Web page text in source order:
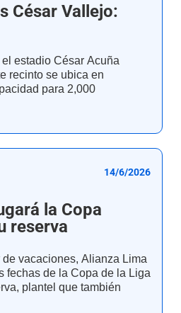
César Vallejo:
estadio César Acuña
recinto se ubica en
para 2,000
14/6/2026
la Copa
reserva
vacaciones, Alianza Lima
fechas de la Copa de la Liga
plantel que también